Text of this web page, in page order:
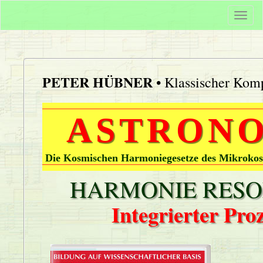
PETER HÜBNER• Klassischer
Die Kosmischen Harmoniegesetze des
HARMONIE
Integrierter